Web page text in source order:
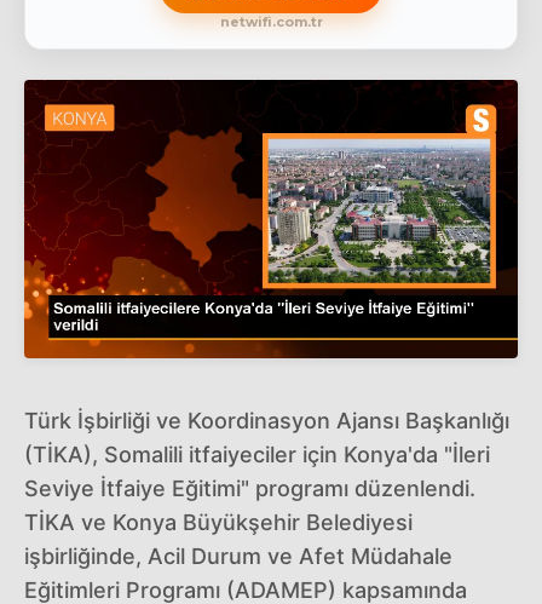
netwifi.com.tr
Türk İşbirliği ve Koordinasyon Ajansı Başkanlığı
(TİKA), Somalili itfaiyeciler için Konya'da "İleri
Seviye İtfaiye Eğitimi" programı düzenlendi.
TİKA ve Konya Büyükşehir Belediyesi
işbirliğinde, Acil Durum ve Afet Müdahale
Eğitimleri Programı (ADAMEP) kapsamında